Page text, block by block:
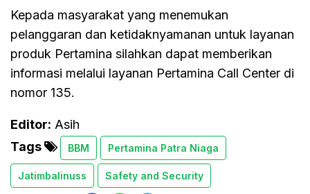
Kepada masyarakat yang menemukan
pelanggaran dan ketidaknyamanan untuk layanan
produk Pertamina silahkan dapat memberikan
informasi melalui layanan Pertamina Call Center di
nomor 135.
Editor: Asih
Tags
BBM Pertamina Patra Niaga
Jatimbalinuss Safety and Security